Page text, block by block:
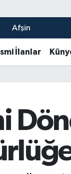
Afşin
İlanlar